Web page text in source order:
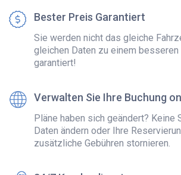
Bester Preis Garantiert
Sie werden nicht das gleiche
gleichen Daten zu einem
garantiert!
Verwalten Sie Ihre Buchung
Pläne haben sich geändert? Keine
Daten ändern oder Ihre
zusätzliche Gebühren stornieren.